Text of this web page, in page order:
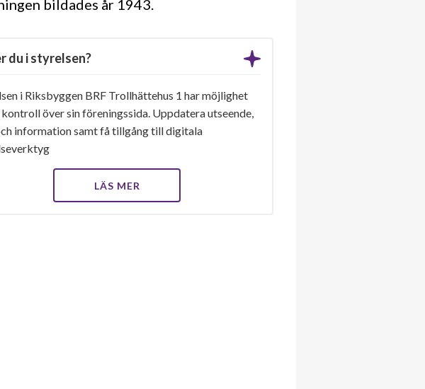
bildades år 1943
du i styrelsen?
i Riksbyggen BRF Trollhättehus 1 har möjlighet
över sin föreningssida. Uppdatera utseende,
information samt få tillgång till digitala
LÄS MER